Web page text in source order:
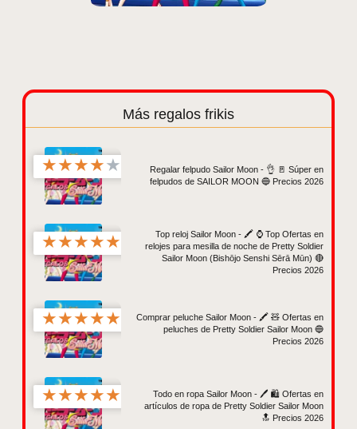
Más regalos frikis
★★★★★
Regalar felpudo Sailor Moon - 👌 🚪 Súper en
felpudos de SAILOR MOON 🔵 Precios 2026
★★★★★
Top reloj Sailor Moon - 🖍️ ⌚ Top Ofertas en
relojes para mesilla de noche de Pretty Soldier
Sailor Moon (Bishōjo Senshi Sērā Mūn) 🔴
Precios 2026
★★★★★
Comprar peluche Sailor Moon - 🖍️ 🧸 Ofertas en
peluches de Pretty Soldier Sailor Moon 🔵
Precios 2026
★★★★★
Todo en ropa Sailor Moon - 🖊️ 🛍️ Ofertas en
artículos de ropa de Pretty Soldier Sailor Moon
🔝 Precios 2026